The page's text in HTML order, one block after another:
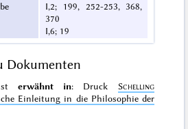
I,2; 199, 252-253, 368,
370
I,6; 19
Dokumenten
erwähnt in: Druck Schelling
Einleitung in die Philosophie der